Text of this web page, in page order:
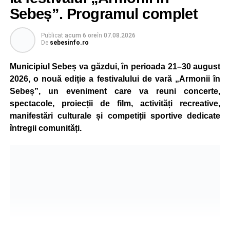
aparatul etilotest, rezultatele fiind negative.
Polițiștii au deschis un dosar penal și continuă cercetările
pentru vătămare corporală din culpă, urmând să
stabilească toate împrejurările în care s-a produs
accidentul.
Adaugă-ne ca sursă preferată
Sebeș”. Programul complet
Publicat acum 6 oreîn 07.08.2026
De sebesinfo.ro
Municipiul Sebeș va găzdui, în perioada 21–30 august
2026, o nouă ediție a festivalului de vară „Armonii în
Sebeș”, un eveniment care va reuni concerte,
spectacole, proiecții de film, activități recreative,
manifestări culturale și competiții sportive dedicate
întregii comunități.